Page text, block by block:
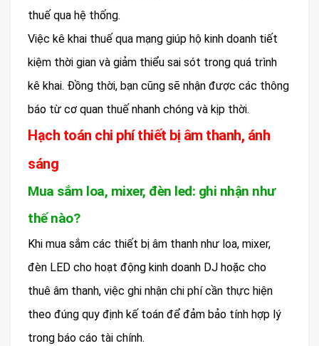
thuế qua hệ thống.
Việc kê khai thuế qua mạng giúp hộ kinh doanh tiết
kiệm thời gian và giảm thiểu sai sót trong quá trình
kê khai. Đồng thời, bạn cũng sẽ nhận được các thông
báo từ cơ quan thuế nhanh chóng và kịp thời.
Hạch toán chi phí thiết bị âm thanh, ánh
sáng
Mua sắm loa, mixer, đèn led: ghi nhận như
thế nào?
Khi mua sắm các thiết bị âm thanh như loa, mixer,
đèn LED cho hoạt động kinh doanh DJ hoặc cho
thuê âm thanh, việc ghi nhận chi phí cần thực hiện
theo đúng quy định kế toán để đảm bảo tính hợp lý
trong báo cáo tài chính.